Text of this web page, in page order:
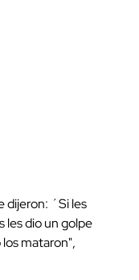
dijeron: ´Si les
les dio un golpe
los mataron",